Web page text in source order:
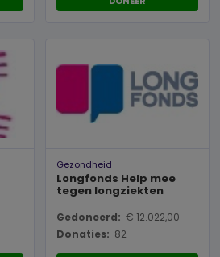
Gezondheid
Longfonds Help mee
tegen longziekten
Gedoneerd: € 12.022,00
Donaties: 82